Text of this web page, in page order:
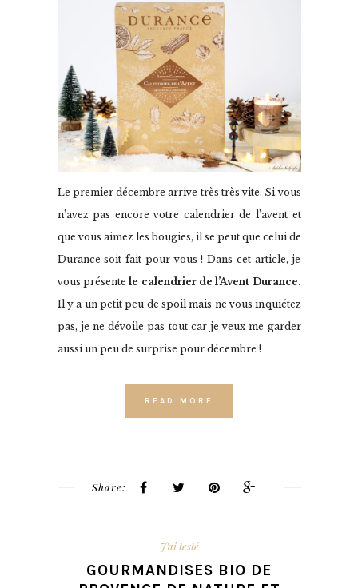
Le premier décembre arrive très très vite. Si vous
n’avez pas encore votre calendrier de l’avent et
que vous aimez les bougies, il se peut que celui de
Durance soit fait pour vous ! Dans cet article, je
vous présentele calendrier de l’Avent Durance.
Il y a un petit peu de spoil mais ne vous inquiétez
pas, je ne dévoile pas tout car je veux me garder
aussi un peu de surprise pour décembre !
READ MORE
Share:
J'ai testé
GOURMANDISES BIO DE